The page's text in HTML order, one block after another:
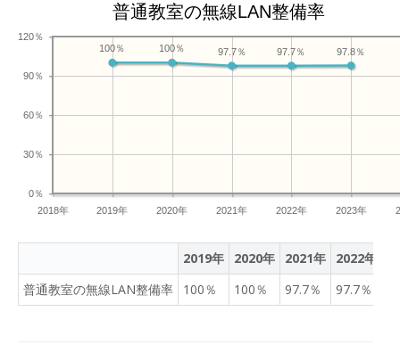
普通教室の無線LAN整備率
2018年 2019年 2020年 2021年 2022年 2023年
0％
30％
60％
90％
120％
97.8％
97.7％
97.7％
100％
100％
2019年 2020年 2021年 2022年
普通教室の無線LAN整備率
100％ 100％ 97.7％ 97.7％